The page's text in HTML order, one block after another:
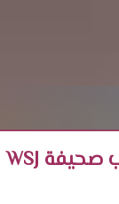
جديد تطبيقات جوجل لدردشة حسب صحيفة WSJ